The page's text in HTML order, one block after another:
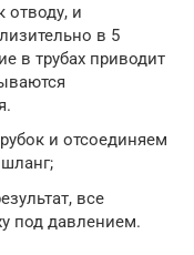
отводу, и
в 5
в трубах приводит
и отсоединяем
все
под давлением.